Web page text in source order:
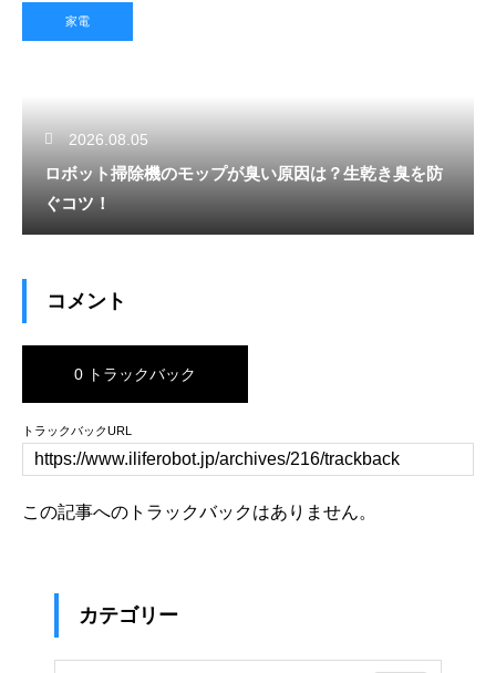
家電
2026.08.05
ロボット掃除機のモップが臭い原因は？生乾き臭を防
ぐコツ！
コメント
0 トラックバック
トラックバックURL
この記事へのトラックバックはありません。
カテゴリー